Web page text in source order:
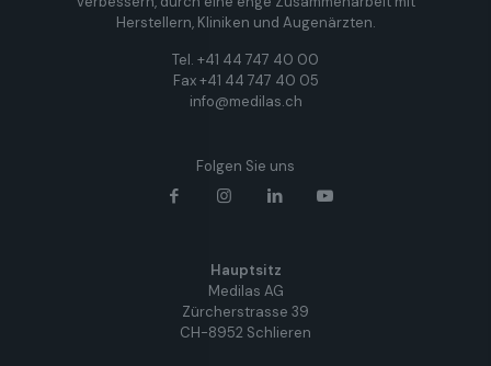
Herstellern, Kliniken und Augenärzten.
Tel. +41 44 747 40 00
Fax +41 44 747 40 05
info@medilas.ch
Folgen Sie uns
Hauptsitz
Medilas AG
Zürcherstrasse 39
CH-8952 Schlieren